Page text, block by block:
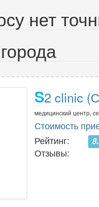
нет
S2 clinic
медицинский центр,
Стоимость
Рейтинг:
Отзывы: